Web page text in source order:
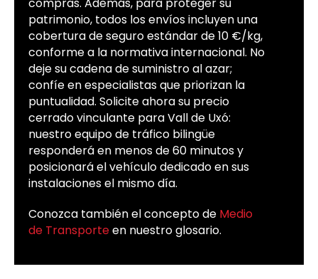
patrimonio, todos los envíos incluyen una
cobertura de seguro estándar de 10 €/kg,
conforme a la normativa internacional. No
deje su cadena de suministro al azar;
confíe en especialistas que priorizan la
puntualidad. Solicite ahora su precio
cerrado vinculante para Vall de Uxó:
nuestro equipo de tráfico bilingüe
responderá en menos de 60 minutos y
posicionará el vehículo dedicado en sus
instalaciones el mismo día.
Conozca también el concepto de Medio
de Transporteen nuestro glosario.